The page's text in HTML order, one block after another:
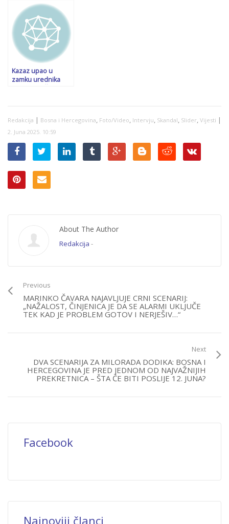
mrežama nakon
istupa Milorada
Dodika, oglasili se
Franjo Ninić, Haris
Imamović…
Kazaz upao u
zamku urednika
otkrio da Nikšić
javnost po pitanju
izbornog zakona!
Redakcija | Bosna i Hercegovina, Foto/Video, Intervju, Skandal, Slider, Vijesti |
2. Juna 2025. 10:59
About The Author
Redakcija -
Previous
MARINKO ČAVARA NAJAVLJUJE CRNI SCENARIJ:
„NAŽALOST, ČINJENICA JE DA SE ALARMI UKLJUČE
TEK KAD JE PROBLEM GOTOV I NERJEŠIV…“
Next
DVA SCENARIJA ZA MILORADA DODIKA: BOSNA I
HERCEGOVINA JE PRED JEDNOM OD NAJVAŽNIJIH
PREKRETNICA – ŠTA ĆE BITI POSLIJE 12. JUNA?
Facebook
Najnoviji članci